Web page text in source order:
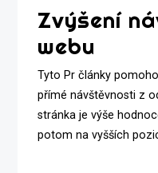
Zvýšení
webu
Tyto Pr články
přímé návštěvnosti z
stránka je výše
potom na vyšších